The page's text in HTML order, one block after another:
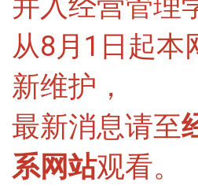
从8月1日起本
新维护，
最新消息请至
系网站观看。